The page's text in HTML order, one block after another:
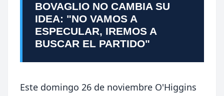
BOVAGLIO NO CAMBIA SU
IDEA: "NO VAMOS A
ESPECULAR, IREMOS A
BUSCAR EL PARTIDO"
Este domingo 26 de noviembre O'Higgins